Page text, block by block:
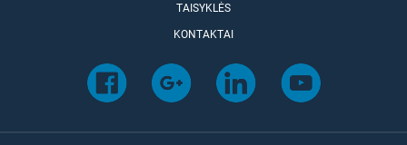
TAISYKLĖS
KONTAKTAI